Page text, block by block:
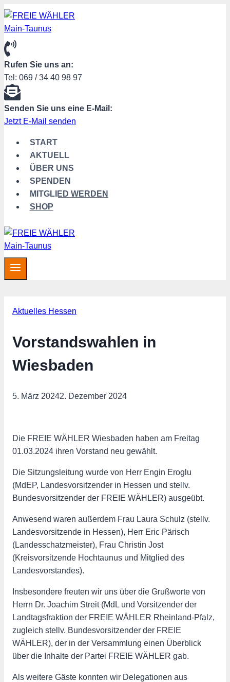
Zum
Rufen Sie uns an:
Tel: 069 / 34 40 98 97
Senden Sie uns eine E-Mail:
Jetzt E-Mail senden
START
AKTUELL
ÜBER UNS
SPENDEN
MITGLIED WERDEN
SHOP
Aktuelles Hessen
Vorstandswahlen in
Wiesbaden
5. März 20242. Dezember 2024
Die FREIE WÄHLER Wiesbaden haben am Freitag
01.03.2024 ihren Vorstand neu gewählt.
Die Sitzungsleitung wurde von Herr Engin Eroglu
(MdEP, Landesvorsitzender in Hessen und stellv.
Bundesvorsitzender der FREIE WÄHLER) ausgeübt.
Anwesend waren außerdem Frau Laura Schulz (stellv.
Landesvorsitzende in Hessen), Herr Eric Pärisch
(Landesschatzmeister), Frau Christin Jost
(Kreisvorsitzende Hochtaunus und Mitglied des
Landesvorstandes).
Insbesondere freuten wir uns über die Grußworte von
Herrn Dr. Joachim Streit (MdL und Vorsitzender der
Landtagsfraktion der FREIE WÄHLER Rheinland-Pfalz,
zugleich stellv. Bundesvorsitzender der FREIE
WÄHLER), der in der Versammlung einen Überblick
über die Inhalte der Partei FREIE WÄHLER gab.
Als weitere Gäste konnten wir Delegationen aus